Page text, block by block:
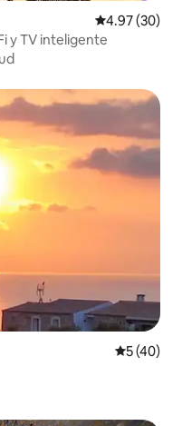
Calificación
4.97 (30)
y TV inteligente
5 (40)